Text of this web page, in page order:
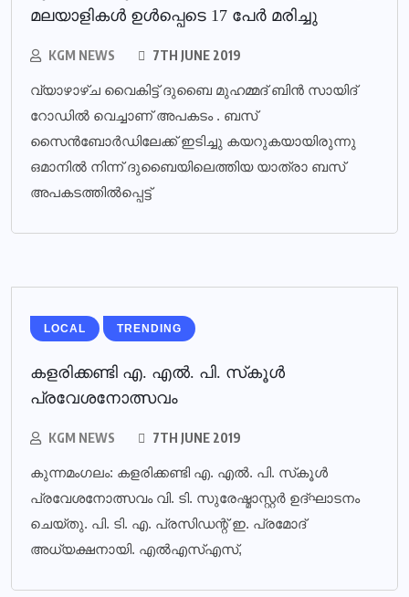
മലയാളികള്‍ ഉള്‍പ്പെടെ 17 പേര്‍ മരിച്ചു
KGM NEWS 7TH JUNE 2019
വ്യാഴാഴ്ച വൈകിട്ട് ദുബൈ മുഹമ്മദ് ബിൻ സായിദ്
റോഡിൽ വെച്ചാണ് അപകടം . ബസ്
സൈൻബോർഡിലേക്ക് ഇടിച്ചു കയറുകയായിരുന്നു
ഒമാനിൽ നിന്ന് ദുബൈയിലെത്തിയ യാത്രാ ബസ്
അപകടത്തിൽപ്പെട്ട്
LOCAL TRENDING
കളരിക്കണ്ടി എ. എല്‍. പി. സ്‌കൂള്‍
പ്രവേശനോത്സവം
KGM NEWS 7TH JUNE 2019
കുന്നമംഗലം: കളരിക്കണ്ടി എ. എല്‍. പി. സ്‌കൂള്‍
പ്രവേശനോത്സവം വി. ടി. സുരേഷ്മാസ്റ്റര്‍ ഉദ്ഘാടനം
ചെയ്തു. പി. ടി. എ. പ്രസിഡന്റ് ഇ. പ്രമോദ്
അധ്യക്ഷനായി. എല്‍എസ്എസ്,